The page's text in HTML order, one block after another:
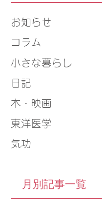
お知らせ
コラム
小さな暮らし
日記
本・映画
東洋医学
気功
月別記事一覧